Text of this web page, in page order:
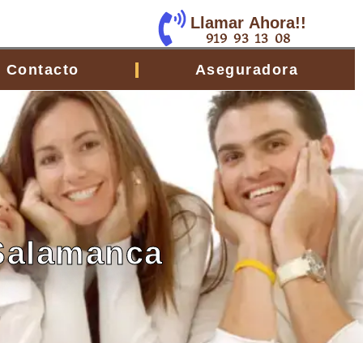
Llamar Ahora!!
919 93 13 08
Contacto Aseguradora